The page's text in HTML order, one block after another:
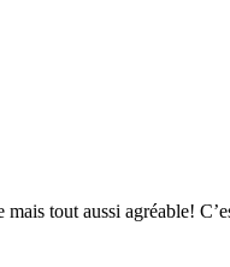
tout aussi agréable!